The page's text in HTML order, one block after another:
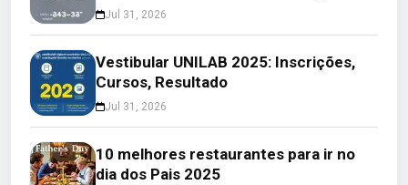
Jul 31, 2026
Vestibular UNILAB 2025: Inscrições,
Cursos, Resultado
Jul 31, 2026
10 melhores restaurantes para ir no
dia dos Pais 2025